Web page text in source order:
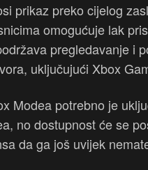
prikaz preko cijelog
omogućuje lak
pregledavanje i
uključujući Xbox
Modea potrebno je
no dostupnost će se
da ga još uvijek